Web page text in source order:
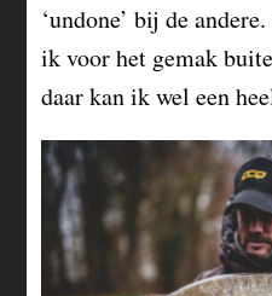
‘undone’ bij de
ik voor het gemak
daar kan ik wel een